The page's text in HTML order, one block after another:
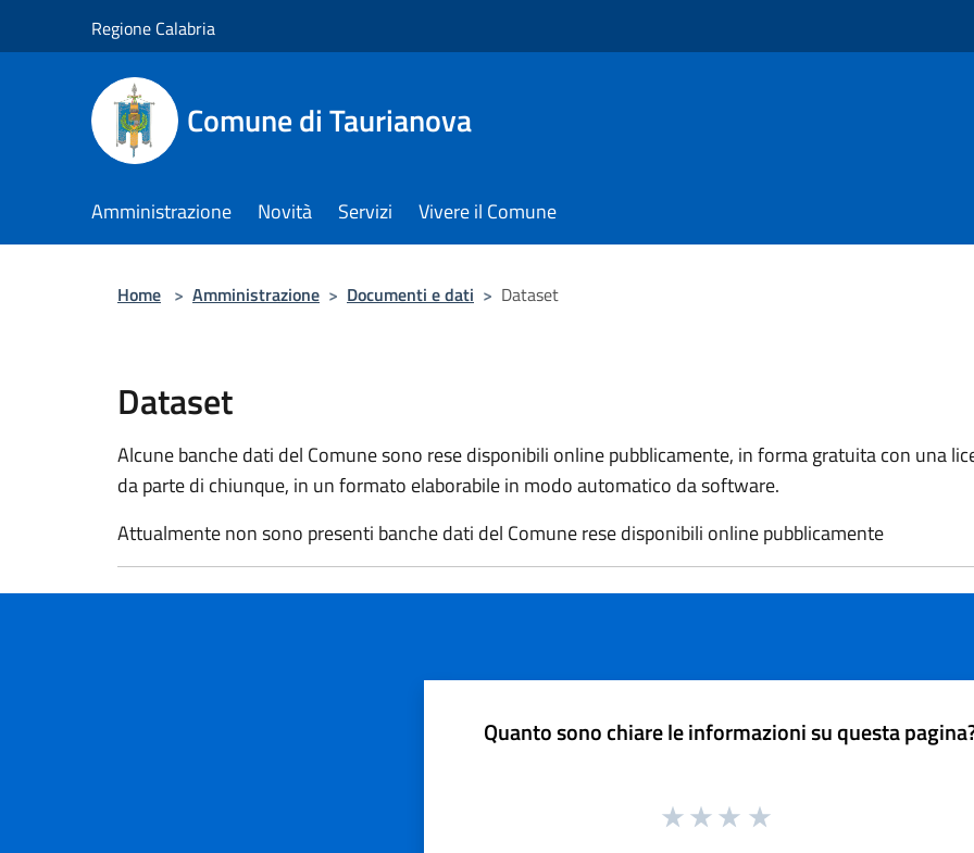
Regione Calabria
Comune di Taurianova
Amministrazione Novità Servizi Vivere il Comune
Home > Amministrazione > Documenti e dati > Dataset
Dataset
Alcune banche dati del Comune sono rese disponibili online pubblicamente, in forma gratuita con una
da parte di chiunque, in un formato elaborabile in modo automatico da software.
Attualmente non sono presenti banche dati del Comune rese disponibili online pubblicamente
Quanto sono chiare le informazioni su questa